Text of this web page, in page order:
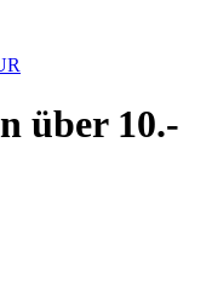
über 10.-